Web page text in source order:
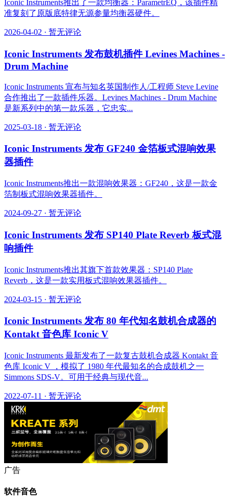
Iconic Instruments推出了一款均衡器：ParametrEQ，该插件精
准复刻了原版底特律无源参量均衡器硬件。
2026-04-02 · 暂无评论
Iconic Instruments 发布鼓机插件 Levines Machines -
Drum Machine
Iconic Instruments 宣布与知名英国制作人/工程师 Steve Levine
合作推出了一款插件乐器。Levines Machines - Drum Machine
是新系列中的第一款乐器，它忠实...
2025-03-18 · 暂无评论
Iconic Instruments 发布 GF240 金箔板式混响效果
器插件
Iconic Instruments推出一款混响效果器：GF240，这是一款金
箔制板式混响效果器插件。
2024-09-27 · 暂无评论
Iconic Instruments 发布 SP140 Plate Reverb 板式混
响插件
Iconic Instruments推出其旗下首款效果器：SP140 Plate
Reverb，这是一款实用板式混响效果器插件。
2024-03-15 · 暂无评论
Iconic Instruments 发布 80 年代知名鼓机合成器的
Kontakt 音色库 Iconic V
Iconic Instruments 最新发布了一款复古鼓机合成器 Kontakt 音
色库 Iconic V ，模拟了 1980 年代最知名的合成鼓机之一
Simmons SDS-V。可用于经典与现代音...
2022-07-11 · 暂无评论
广告
软件音色